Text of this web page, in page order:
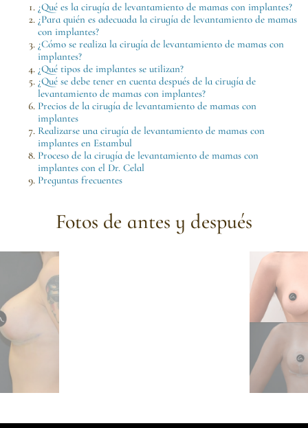
¿Qué es la cirugía de levantamiento de mamas con implantes?
¿Para quién es adecuada la cirugía de levantamiento de mamas
con implantes?
¿Cómo se realiza la cirugía de levantamiento de mamas con
implantes?
¿Qué tipos de implantes se utilizan?
¿Qué se debe tener en cuenta después de la cirugía de
levantamiento de mamas con implantes?
Precios de la cirugía de levantamiento de mamas con
implantes
Realizarse una cirugía de levantamiento de mamas con
implantes en Estambul
Proceso de la cirugía de levantamiento de mamas con
implantes con el Dr. Celal
Preguntas frecuentes
Fotos de antes y después